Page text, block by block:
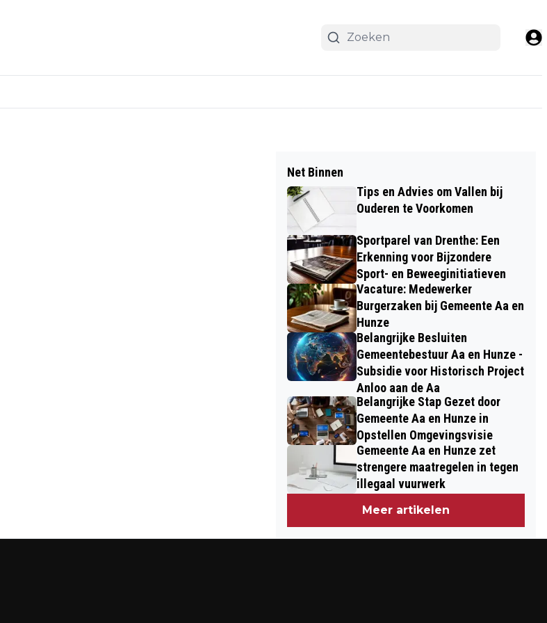
Net Binnen
Tips en Advies om Vallen bij
Ouderen te Voorkomen
Sportparel van Drenthe: Een
Erkenning voor Bijzondere
Sport- en Beweeginitiatieven
Vacature: Medewerker
Burgerzaken bij Gemeente Aa en
Hunze
Belangrijke Besluiten
Gemeentebestuur Aa en Hunze -
Subsidie voor Historisch Project
Anloo aan de Aa
Belangrijke Stap Gezet door
Gemeente Aa en Hunze in
Opstellen Omgevingsvisie
Gemeente Aa en Hunze zet
strengere maatregelen in tegen
illegaal vuurwerk
Meer artikelen